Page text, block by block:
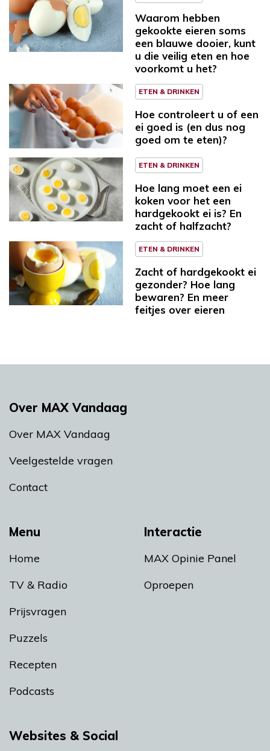
Waarom hebben
gekookte eieren soms
een blauwe dooier, kunt
u die veilig eten en hoe
voorkomt u het?
ETEN & DRINKEN
Hoe controleert u of een
ei goed is (en dus nog
goed om te eten)?
ETEN & DRINKEN
Hoe lang moet een ei
koken voor het een
hardgekookt ei is? En
zacht of halfzacht?
ETEN & DRINKEN
Zacht of hardgekookt ei
gezonder? Hoe lang
bewaren? En meer
feitjes over eieren
Menu
Home
TV & Radio
Prijsvragen
Puzzels
Recepten
Podcasts
Interactie
MAX Opinie Panel
Oproepen
Over MAX Vandaag
Over MAX Vandaag
Veelgestelde vragen
Contact
Websites & Social